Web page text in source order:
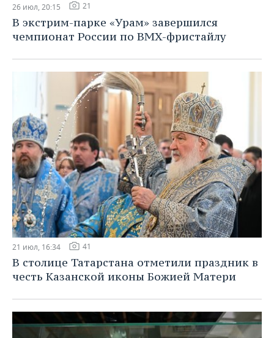
26 июл, 20:15 21
В экстрим-парке «Урам» завершился
чемпионат России по BMX-фристайлу
21 июл, 16:34 41
В столице Татарстана отметили праздник в
честь Казанской иконы Божией Матери